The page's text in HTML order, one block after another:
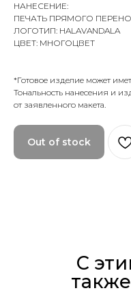
НАНЕСЕНИЕ:
ПЕЧАТЬ ПРЯМОГО
ЛОГОТИП: HALAVANDALA
ЦВЕТ: МНОГОЦВЕТ
*Готовое изделие может
Тональность нанесения и
от заявленного макета.
Out of stock
С